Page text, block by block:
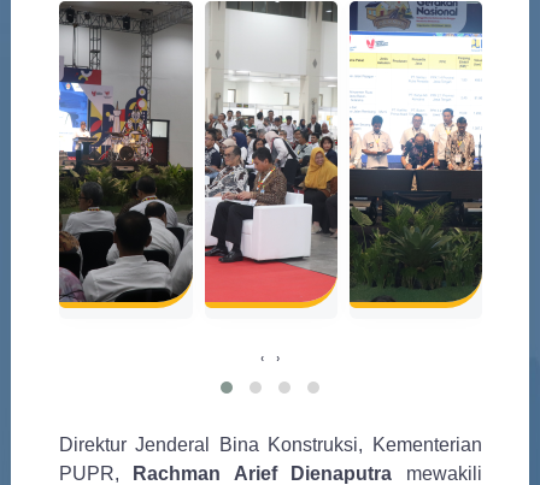
‹ ›
Direktur Jenderal Bina Konstruksi, Kementerian
PUPR,
Rachman Arief Dienaputra mewakili